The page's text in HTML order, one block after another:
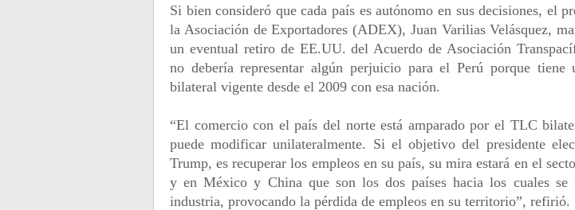
Si bien consideró que cada país es autónomo en sus decisiones, el
la Asociación de Exportadores (ADEX), Juan Varilias Velásquez,
un eventual retiro de EE.UU. del Acuerdo de Asociación
no debería representar algún perjuicio para el Perú porque tiene
bilateral vigente desde el 2009 con esa nación.
“El comercio con el país del norte está amparado por el TLC
puede modificar unilateralmente. Si el objetivo del presidente
Trump, es recuperar los empleos en su país, su mira estará en el
y en México y China que son los dos países hacia los cuales se
industria, provocando la pérdida de empleos en su territorio”, refirió.